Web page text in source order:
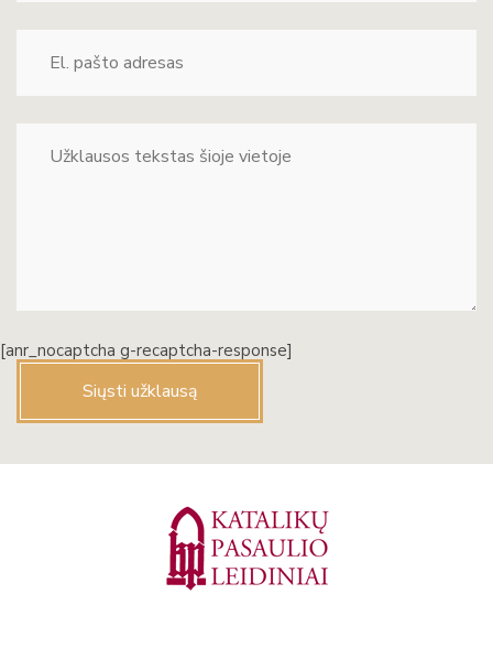
[anr_nocaptcha g-recaptcha-response]